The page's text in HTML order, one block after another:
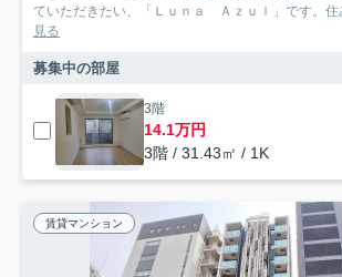
ていただきたい、「Ｌｕｎａ Ａｚｕｌ」です。住
見る
募集中の部屋
3階
14.1万円
3階 / 31.43㎡ / 1K
賃貸マンション